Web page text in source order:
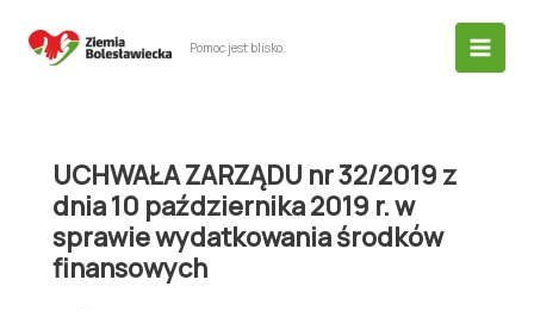
Pomoc jest blisko.
UCHWAŁA ZARZĄDU nr 32/2019 z
dnia 10 października 2019 r. w
sprawie wydatkowania środków
finansowych